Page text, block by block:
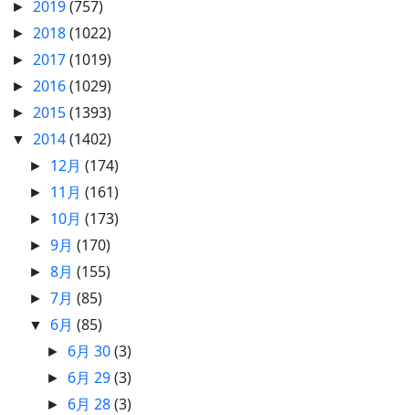
► 2019(757)
► 2018(1022)
► 2017(1019)
► 2016(1029)
► 2015(1393)
▼ 2014(1402)
► 12月(174)
► 11月(161)
► 10月(173)
►9月(170)
►8月(155)
►7月(85)
▼ 6月(85)
► 6月 30(3)
► 6月 29(3)
► 6月 28(3)